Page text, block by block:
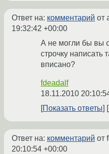
Ответ на: комментарий от
19:32:42 +00:00
А не могли бы вы
строчку написать
вписано?
fdeadalf
18.11.2010
Показать ответы
Ответ на: комментарий от
20:10:54 +00:00